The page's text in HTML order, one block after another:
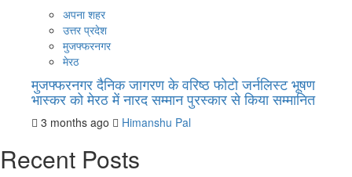
अपना शहर
उत्तर प्रदेश
मुजफ्फरनगर
मेरठ
मुजफ्फरनगर दैनिक जागरण के वरिष्ठ फोटो जर्नलिस्ट भूषण
भास्कर को मेरठ में नारद सम्मान पुरस्कार से किया सम्मानित
3 months ago Himanshu Pal
Recent Posts